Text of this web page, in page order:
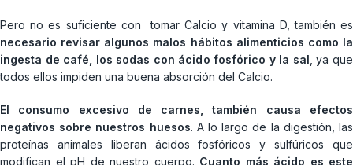
Pero no es suficiente con tomar Calcio y vitamina D, también es
necesario revisar algunos malos hábitos alimenticios como la
ingesta de café, los sodas con ácido fosfórico y la sal , ya que
todos ellos impiden una buena absorción del Calcio.
El consumo excesivo de carnes, también causa efectos
negativos sobre nuestros huesos. A lo largo de la digestión, las
proteínas animales liberan ácidos fosfóricos y sulfúricos que
modifican el pH de nuestro cuerpo. Cuanto más ácido es este